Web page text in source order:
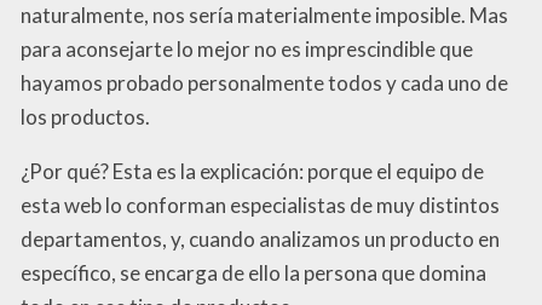
naturalmente, nos sería materialmente imposible. Mas
para aconsejarte lo mejor no es imprescindible que
hayamos probado personalmente todos y cada uno de
los productos.
¿Por qué? Esta es la explicación: porque el equipo de
esta web lo conforman especialistas de muy distintos
departamentos, y, cuando analizamos un producto en
específico, se encarga de ello la persona que domina